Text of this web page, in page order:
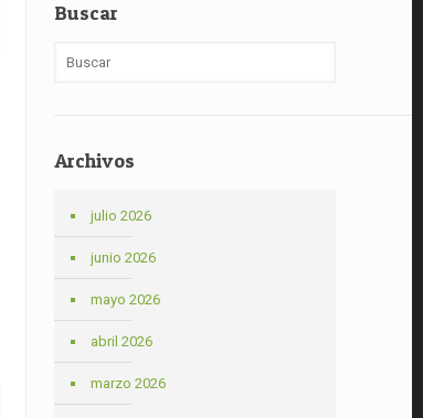
Buscar
Archivos
julio 2026
junio 2026
mayo 2026
abril 2026
marzo 2026